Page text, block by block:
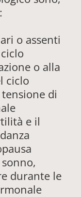
o assenti
o alla
ciclo
di
e il
durante le